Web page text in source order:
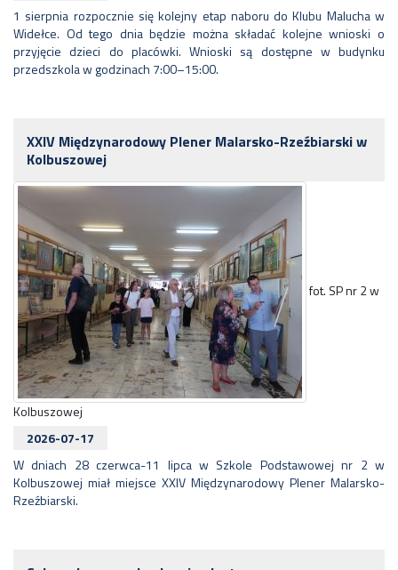
1 sierpnia rozpocznie się kolejny etap naboru do Klubu Malucha w
Widełce. Od tego dnia będzie można składać kolejne wnioski o
przyjęcie dzieci do placówki. Wnioski są dostępne w budynku
przedszkola w godzinach 7:00–15:00.
XXIV Międzynarodowy Plener Malarsko-Rzeźbiarski w
Kolbuszowej
fot. SP nr 2 w
Kolbuszowej
2026-07-17
W dniach 28 czerwca-11 lipca w Szkole Podstawowej nr 2 w
Kolbuszowej miał miejsce XXIV Międzynarodowy Plener Malarsko-
Rzeźbiarski.